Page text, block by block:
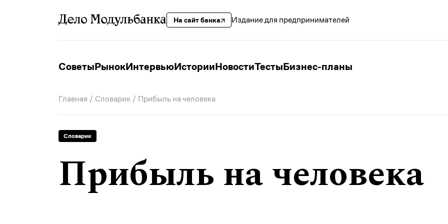
На сайт банка Издание для предпринимателей
СоветыРынокИнтервьюИсторииНовостиТестыБизнес-планы
Главная / Словарик / Прибыль на человека
Словарик
Прибыль на человека